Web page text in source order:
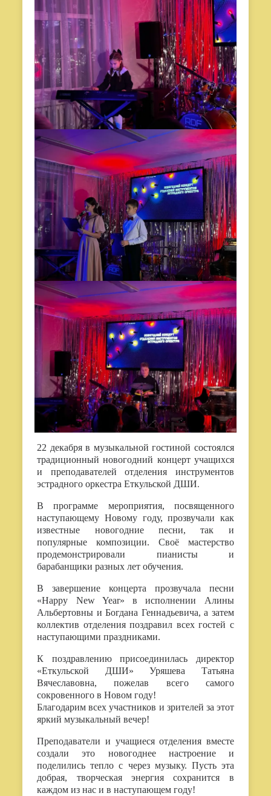
22 декабря в музыкальной гостиной состоялся
традиционный новогодний концерт учащихся
и преподавателей отделения инструментов
эстрадного оркестра Еткульской ДШИ.
В программе мероприятия, посвященного
наступающему Новому году, прозвучали как
известные новогодние песни, так и
популярные композиции. Своё мастерство
продемонстрировали пианисты и
барабанщики разных лет обучения.
В завершение концерта прозвучала песни
«Happy New Year» в исполнении Алины
Альбертовны и Богдана Геннадьевича, а затем
коллектив отделения поздравил всех гостей с
наступающими праздниками.
К поздравлению присоединилась директор
«Еткульской ДШИ» Уряшева Татьяна
Вячеславовна, пожелав всего самого
сокровенного в Новом году!
Благодарим всех участников и зрителей за этот
яркий музыкальный вечер!
Преподаватели и учащиеся отделения вместе
создали это новогоднее настроение и
поделились тепло с через музыку. Пусть эта
добрая, творческая энергия сохранится в
каждом из нас и в наступающем году!